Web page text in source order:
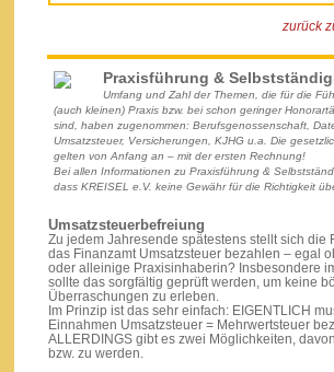
zurück
Praxisführung &
Umfang und Zahl der Themen, die für die
(auch kleinen) Praxis bzw. bei schon geringer
sind, haben zugenommen: Berufsgenossenschaft,
Umsatzsteuer, Versicherungen, KJHG u.a. Die
gelten von Anfang an – mit der ersten Rechnung!
Bei allen Informationen zu Praxisführung &
dass KREISEL e.V. keine Gewähr für die Richtigkeit
Umsatzsteuerbefreiung
Zu jedem Jahresende spätestens stellt sich die
das Finanzamt Umsatzsteuer bezahlen – egal
oder alleinige Praxisinhaberin? Insbesondere
sollte das sorgfältig geprüft werden, um keine
Überraschungen zu erleben.
Im Prinzip ist das sehr einfach: EIGENTLICH
Einnahmen Umsatzsteuer = Mehrwertsteuer
ALLERDINGS gibt es zwei Möglichkeiten,
bzw. zu werden.